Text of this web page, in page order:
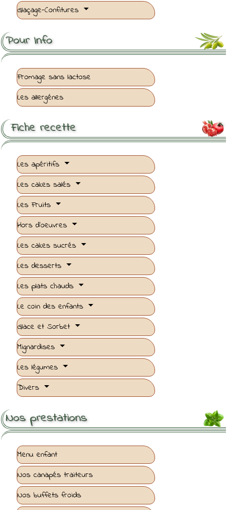
Glaçage-Confitures
Pour Info
Fromage sans lactose
Les allergénes

Fiche recette
Les apéritifs
Les cakes salés
Les Fruits
Hors d'oeuvres
Les cakes sucrés
Les desserts
Les plats chauds
Le coin des enfants
Glace et Sorbet
Mignardises
Les légumes
Divers
Nos prestations
Menu enfant
Nos canapés traiteurs
Nos buffets froids